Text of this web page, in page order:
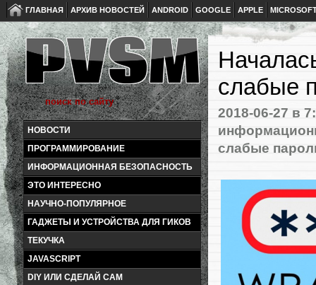
ГЛАВНАЯ АРХИВ НОВОСТЕЙ ANDROID GOOGLE APPLE
НОВОСТИ
ПРОГРАММИРОВАНИЕ
ИНФОРМАЦИОННАЯ БЕЗОПАСНОСТЬ
ЭТО ИНТЕРЕСНО
НАУЧНО-ПОПУЛЯРНОЕ
ГАДЖЕТЫ И УСТРОЙСТВА ДЛЯ ГИКОВ
ТЕКУЧКА
JAVASCRIPT
DIY ИЛИ СДЕЛАЙ САМ
слабые
2018-06-27 в
слабые